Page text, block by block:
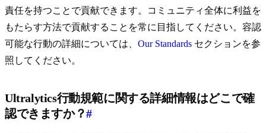
責任を持つことで貢献できます。コミュニティ全体に利益を
もたらす方法で貢献することを常に目指してください。容認
可能な行動の詳細については、 Our Standards セクションを参
照してください。
Ultralytics行動規範に関する詳細情報はどこで確
認できますか？#